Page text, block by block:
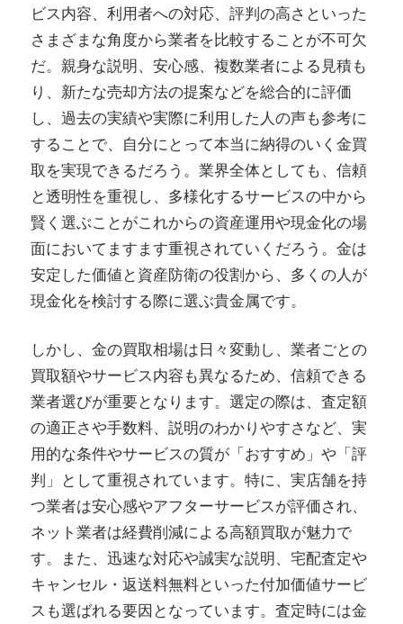
ビス内容、利用者への対応、評判の高さといった
さまざまな角度から業者を比較することが不可欠
だ。親身な説明、安心感、複数業者による見積も
り、新たな売却方法の提案などを総合的に評価
し、過去の実績や実際に利用した人の声も参考に
することで、自分にとって本当に納得のいく金買
取を実現できるだろう。業界全体としても、信頼
と透明性を重視し、多様化するサービスの中から
賢く選ぶことがこれからの資産運用や現金化の場
面においてますます重視されていくだろう。金は
安定した価値と資産防衛の役割から、多くの人が
現金化を検討する際に選ぶ貴金属です。
しかし、金の買取相場は日々変動し、業者ごとの
買取額やサービス内容も異なるため、信頼できる
業者選びが重要となります。選定の際は、査定額
の適正さや手数料、説明のわかりやすさなど、実
用的な条件やサービスの質が「おすすめ」や「評
判」として重視されています。特に、実店舗を持
つ業者は安心感やアフターサービスが評価され、
ネット業者は経費削減による高額買取が魅力で
す。また、迅速な対応や誠実な説明、宅配査定や
キャンセル・返送料無料といった付加価値サービ
スも選ばれる要因となっています。査定時には金